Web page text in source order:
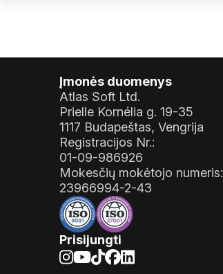
Įmonės duomenys
Atlas Soft Ltd.
Prielle Kornélia g. 19-35
1117 Budapeštas, Vengrija
Registracijos Nr.:
01-09-986926
Mokesčių mokėtojo numeris:
23966994-2-43
Prisijungti